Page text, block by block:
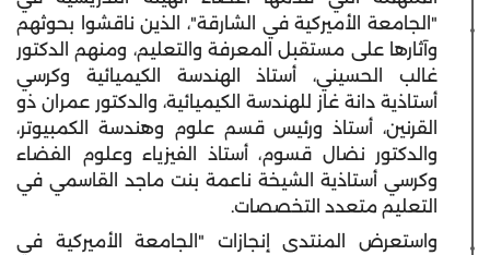
"الجامعة الأميركيةفي الشارقة"، الذين ناقشوا بحوثهم
وآثارها على مستقبل المعرفة والتعليم، ومنهم الدكتور
غالب الحسيني، أستاذ الهندسة الكيميائية وكرسي
أستاذية دانة غاز للهندسة الكيميائية، والدكتور عمران ذو
القرنين، أستاذ ورئيس قسم علوم وهندسة الكمبيوتر،
والدكتور نضال قسوم، أستاذ الفيزياء وعلوم الفضاء
وكرسي أستاذية الشيخة ناعمة بنت ماجد القاسمي في
التعليم متعدد التخصصات.
واستعرض المنتدى إنجازات "الجامعة
الأميركية في